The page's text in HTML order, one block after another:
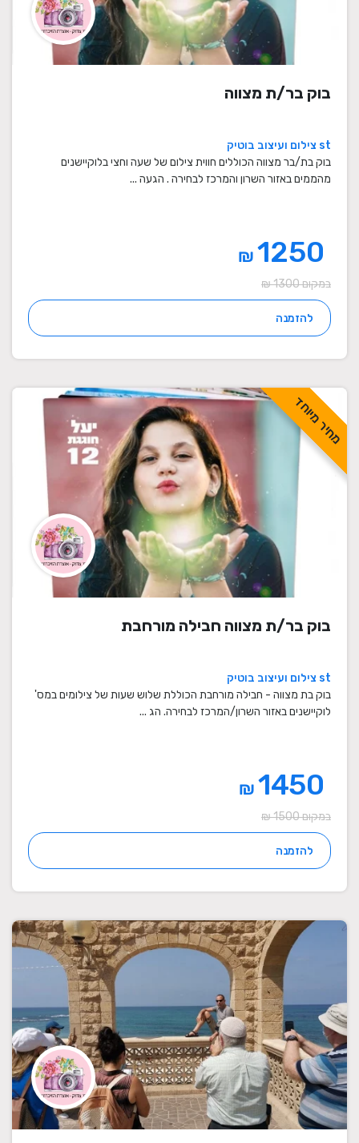
בוק בר/ת מצווה
st צילום ועיצוב בוטיק
בוק בת/בר מצווה הכוללים חווית צילום של שעה וחצי בלוקיישנים
מהממים באזור השרון והמרכז לבחירה . הגעה ...
₪
במקום 1300 ₪
להזמנה
מחיר מיוחד
בוק בר/ת מצווה חבילה מורחבת
st צילום ועיצוב בוטיק
בוק בת מצווה - חבילה מורחבת הכוללת שלוש שעות של צילומים במס'
לוקיישנים באזור השרון/המרכז לבחירה. הג ...
₪
במקום 1500 ₪
להזמנה